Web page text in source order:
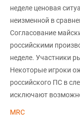
неделе ценовая
неизменной в
Согласование
российскими
неделе. Участники
Некоторые игроки
российского ПС в
исключают
MRC